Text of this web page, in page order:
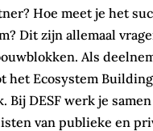
Hoe meet je het
Dit zijn allemaal
Als
het Ecosystem
Bij DESF werk je
van publieke en